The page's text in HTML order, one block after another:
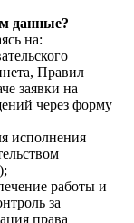
данные?
на:
Правил
заявки на
через форму
исполнения
работы и
за
права